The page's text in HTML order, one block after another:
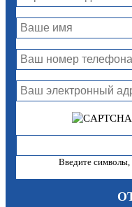
Введите символы,